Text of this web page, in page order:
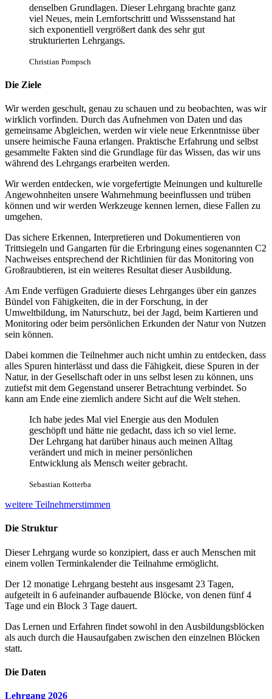
denselben Grundlagen. Dieser Lehrgang brachte ganz
viel Neues, mein Lernfortschritt und Wisssenstand hat
sich exponentiell vergrößert dank des sehr gut
strukturierten Lehrgangs.
Christian Pompsch
Die Ziele
Wir werden geschult, genau zu schauen und zu beobachten, was wir
wirklich vorfinden. Durch das Aufnehmen von Daten und das
gemeinsame Abgleichen, werden wir viele neue Erkenntnisse über
unsere heimische Fauna erlangen. Praktische Erfahrung und selbst
gesammelte Fakten sind die Grundlage für das Wissen, das wir uns
während des Lehrgangs erarbeiten werden.
Wir werden entdecken, wie vorgefertigte Meinungen und kulturelle
Angewohnheiten unsere Wahrnehmung beeinflussen und trüben
können und wir werden Werkzeuge kennen lernen, diese Fallen zu
umgehen.
Das sichere Erkennen, Interpretieren und Dokumentieren von
Trittsiegeln und Gangarten für die Erbringung eines sogenannten C2
Nachweises entsprechend der Richtlinien für das Monitoring von
Großraubtieren, ist ein weiteres Resultat dieser Ausbildung.
Am Ende verfügen Graduierte dieses Lehrganges über ein ganzes
Bündel von Fähigkeiten, die in der Forschung, in der
Umweltbildung, im Naturschutz, bei der Jagd, beim Kartieren und
Monitoring oder beim persönlichen Erkunden der Natur von Nutzen
sein können.
Dabei kommen die Teilnehmer auch nicht umhin zu entdecken, dass
alles Spuren hinterlässt und dass die Fähigkeit, diese Spuren in der
Natur, in der Gesellschaft oder in uns selbst lesen zu können, uns
zutiefst mit dem Gegenstand unserer Betrachtung verbindet. So
kann am Ende eine ziemlich andere Sicht auf die Welt stehen.
Ich habe jedes Mal viel Energie aus den Modulen
geschöpft und hätte nie gedacht, dass ich so viel lerne.
Der Lehrgang hat darüber hinaus auch meinen Alltag
verändert und mich in meiner persönlichen
Entwicklung als Mensch weiter gebracht.
Sebastian Kotterba
weitere Teilnehmerstimmen
Die Struktur
Dieser Lehrgang wurde so konzipiert, dass er auch Menschen mit
einem vollen Terminkalender die Teilnahme ermöglicht.
Der 12 monatige Lehrgang besteht aus insgesamt 23 Tagen,
aufgeteilt in 6 aufeinander aufbauende Blöcke, von denen fünf 4
Tage und ein Block 3 Tage dauert.
Das Lernen und Erfahren findet sowohl in den Ausbildungsblöcken
als auch durch die Hausaufgaben zwischen den einzelnen Blöcken
statt.
Die Daten
Lehrgang 2026